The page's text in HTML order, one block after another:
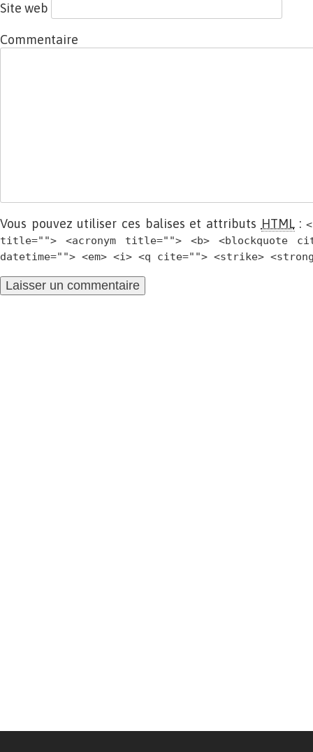
Site web
Commentaire
Vous pouvez utiliser ces balises et attributs HTML:
title=""> <acronym title=""> <b> <blockquote
datetime=""> <em> <i> <q cite=""> <strike>